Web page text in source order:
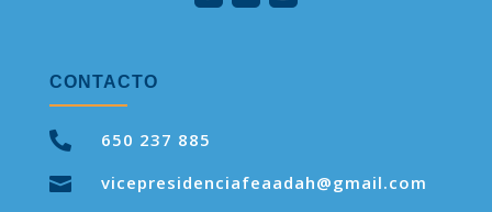
CONTACTO

650 237 885

vicepresidenciafeaadah@gmail.com